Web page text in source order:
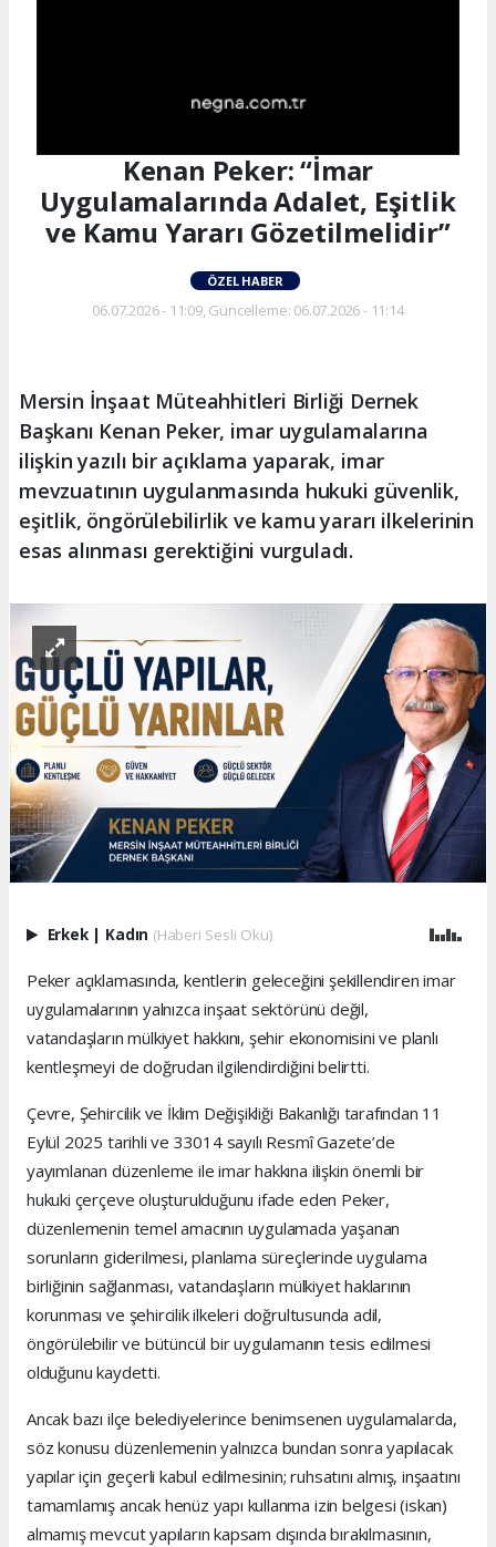
Kenan Peker: “İmar
Uygulamalarında Adalet, Eşitlik
ve Kamu Yararı Gözetilmelidir”
ÖZEL HABER
06.07.2026 - 11:09, Güncelleme: 06.07.2026 - 11:14
Mersin İnşaat Müteahhitleri Birliği Dernek
Başkanı Kenan Peker, imar uygulamalarına
ilişkin yazılı bir açıklama yaparak, imar
mevzuatının uygulanmasında hukuki güvenlik,
eşitlik, öngörülebilirlik ve kamu yararı ilkelerinin
esas alınması gerektiğini vurguladı.
Erkek Kadın (Haberi Sesli Oku)
Peker açıklamasında, kentlerin geleceğini şekillendiren imar
uygulamalarının yalnızca inşaat sektörünü değil,
vatandaşların mülkiyet hakkını, şehir ekonomisini ve planlı
kentleşmeyi de doğrudan ilgilendirdiğini belirtti.
Çevre, Şehircilik ve İklim Değişikliği Bakanlığı tarafından 11
Eylül 2025 tarihli ve 33014 sayılı Resmî Gazete’de
yayımlanan düzenleme ile imar hakkına ilişkin önemli bir
hukuki çerçeve oluşturulduğunu ifade eden Peker,
düzenlemenin temel amacının uygulamada yaşanan
sorunların giderilmesi, planlama süreçlerinde uygulama
birliğinin sağlanması, vatandaşların mülkiyet haklarının
korunması ve şehircilik ilkeleri doğrultusunda adil,
öngörülebilir ve bütüncül bir uygulamanın tesis edilmesi
olduğunu kaydetti.
Ancak bazı ilçe belediyelerince benimsenen uygulamalarda,
söz konusu düzenlemenin yalnızca bundan sonra yapılacak
yapılar için geçerli kabul edilmesinin; ruhsatını almış, inşaatını
tamamlamış ancak henüz yapı kullanma izin belgesi (iskan)
almamış mevcut yapıların kapsam dışında bırakılmasının,